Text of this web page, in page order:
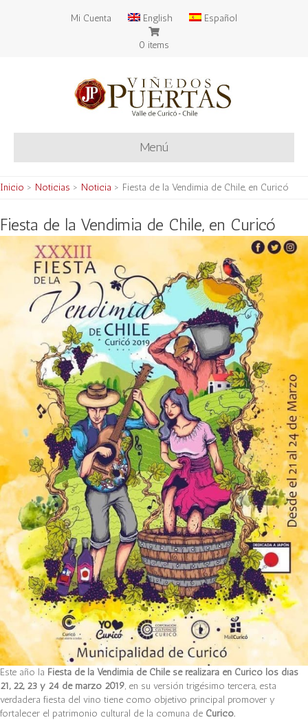
Mi Cuenta English Español
0 items
Menú
Inicio > Noticias > Noticia > Fiesta de la Vendimia de Chile, en Curicó
Fiesta de la Vendimia de Chile, en Curicó
Este año la Fiesta de la Vendimia de Chile se realizará en Curicó los días
21, 22, 23 y 24 de marzo 2019, en su versión trigésimo tercera, esta
verdadera fiesta del vino tiene como objetivo principal promover y
fortalecer el patrimonio cultural de la comuna de Curicó.